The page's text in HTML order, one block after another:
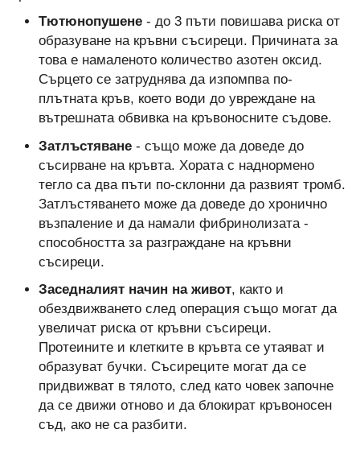
Тютюнопушене- до 3 пъти повишава риска от
образуване на кръвни съсиреци. Причината за
това е намаленото количество азотен оксид.
Сърцето се затруднява да изпомпва по-
плътната кръв, което води до увреждане на
вътрешната обвивка на кръвоносните съдове.
Затлъстяване- също може да доведе до
съсирване на кръвта. Хората с наднормено
тегло са два пъти по-склонни да развият тромб.
Затлъстяването може да доведе до хронично
възпаление и да намали фибринолизата -
способността за разграждане на кръвни
съсиреци.
Заседналият начин на живот, както и
обездвижването след операция също могат да
увеличат риска от кръвни съсиреци.
Протеините и клетките в кръвта се утаяват и
образуват бучки. Съсиреците могат да се
придвижват в тялото, след като човек започне
да се движи отново и да блокират кръвоносен
съд, ако не са разбити.